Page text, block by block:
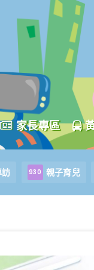
家長專區
930 親子育兒